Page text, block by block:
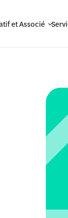
et Associé